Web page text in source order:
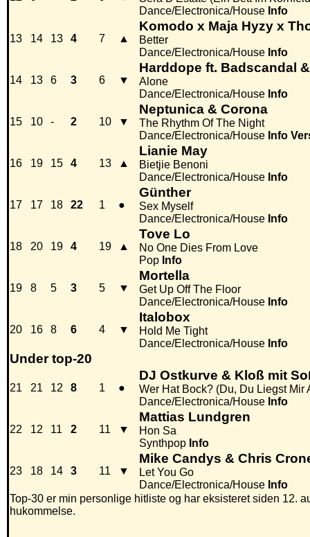
Dance/Electronica/House Info
13 14 13 4 7 ▲
Komodo x Maja Hyzy x
Better
Dance/Electronica/House Info
14 13 6 3 6 ▼
Harddope ft. Badscandal
Alone
Dance/Electronica/House Info
15 10 - 2 10 ▼
Neptunica & Corona
The Rhythm Of The Night
Dance/Electronica/House Info
16 19 15 4 13 ▲
Lianie May
Bietjie Benoni
Dance/Electronica/House Info
17 17 18 22 1 ●
Günther
Sex Myself
Dance/Electronica/House Info
18 20 19 4 19 ▲
Tove Lo
No One Dies From Love
Pop Info
19 8 5 3 5 ▼
Mortella
Get Up Off The Floor
Dance/Electronica/House Info
20 16 8 6 4 ▼
Italobox
Hold Me Tight
Dance/Electronica/House Info
Under top-20
21 21 12 8 1 ●
DJ Ostkurve & Kloß mit
Wer Hat Bock? (Du, Du Liegst Mir
Dance/Electronica/House Info
22 12 11 2 11 ▼
Mattias Lundgren
Hon Sa
Synthpop Info
23 18 14 3 11 ▼
Mike Candys & Chris
Let You Go
Dance/Electronica/House Info
Top-30 er min personlige hitliste og har eksisteret siden 12.
hukommelse.